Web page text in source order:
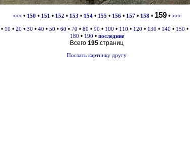
<<< • 150 • 151 • 152 • 153 • 154 • 155 • 156 • 157 • 158 • 159 • >>>
• 10 • 20 • 30 • 40 • 50 • 60 • 70 • 80 • 90 • 100 • 110 • 120 • 130 • 140 • 150 •
180 • 190 • последние
Всего 195 страниц
Послать картинку другу